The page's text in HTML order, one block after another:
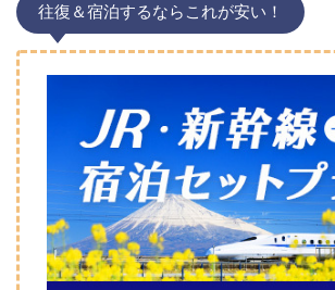
往復＆宿泊するならこれが安い！